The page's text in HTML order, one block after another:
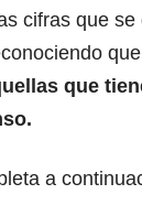
cifras que
que
que
a